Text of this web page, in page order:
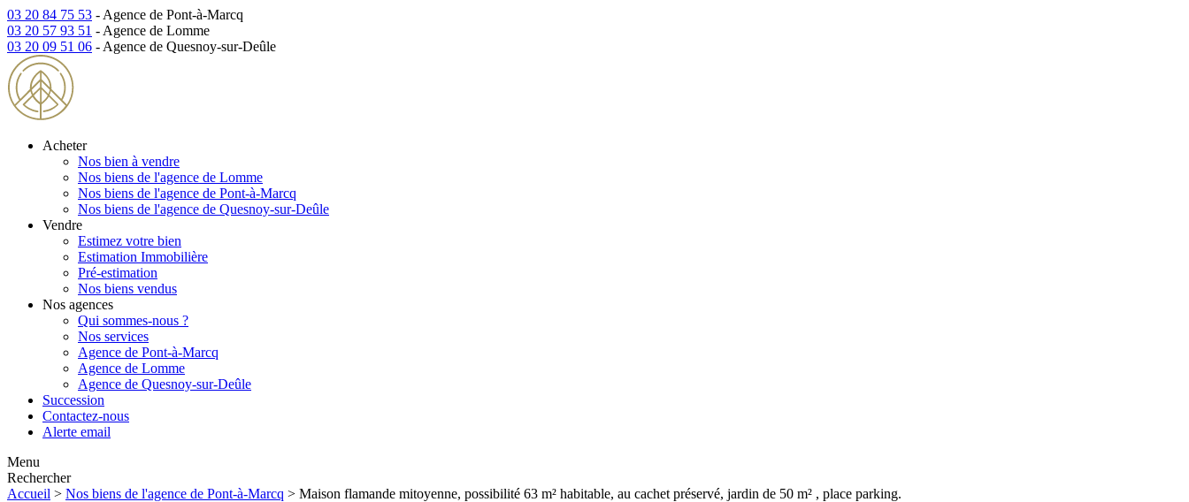
03 20 84 75 53 - Agence de Pont-à-Marcq
03 20 57 93 51 - Agence de Lomme
03 20 09 51 06 - Agence de Quesnoy-sur-Deûle
Acheter
Nos bien à vendre
Nos biens de l'agence de Lomme
Nos biens de l'agence de Pont-à-Marcq
Nos biens de l'agence de Quesnoy-sur-Deûle
Vendre
Estimez votre bien
Estimation Immobilière
Pré-estimation
Nos biens vendus
Nos agences
Qui sommes-nous ?
Nos services
Agence de Pont-à-Marcq
Agence de Lomme
Agence de Quesnoy-sur-Deûle
Succession
Contactez-nous
Alerte email
Menu
Rechercher
Accueil > Nos biens de l'agence de Pont-à-Marcq > Maison flamande mitoyenne, possibilité 63 m² habitable, au cachet préservé, jardin de 50 m² , place parking.